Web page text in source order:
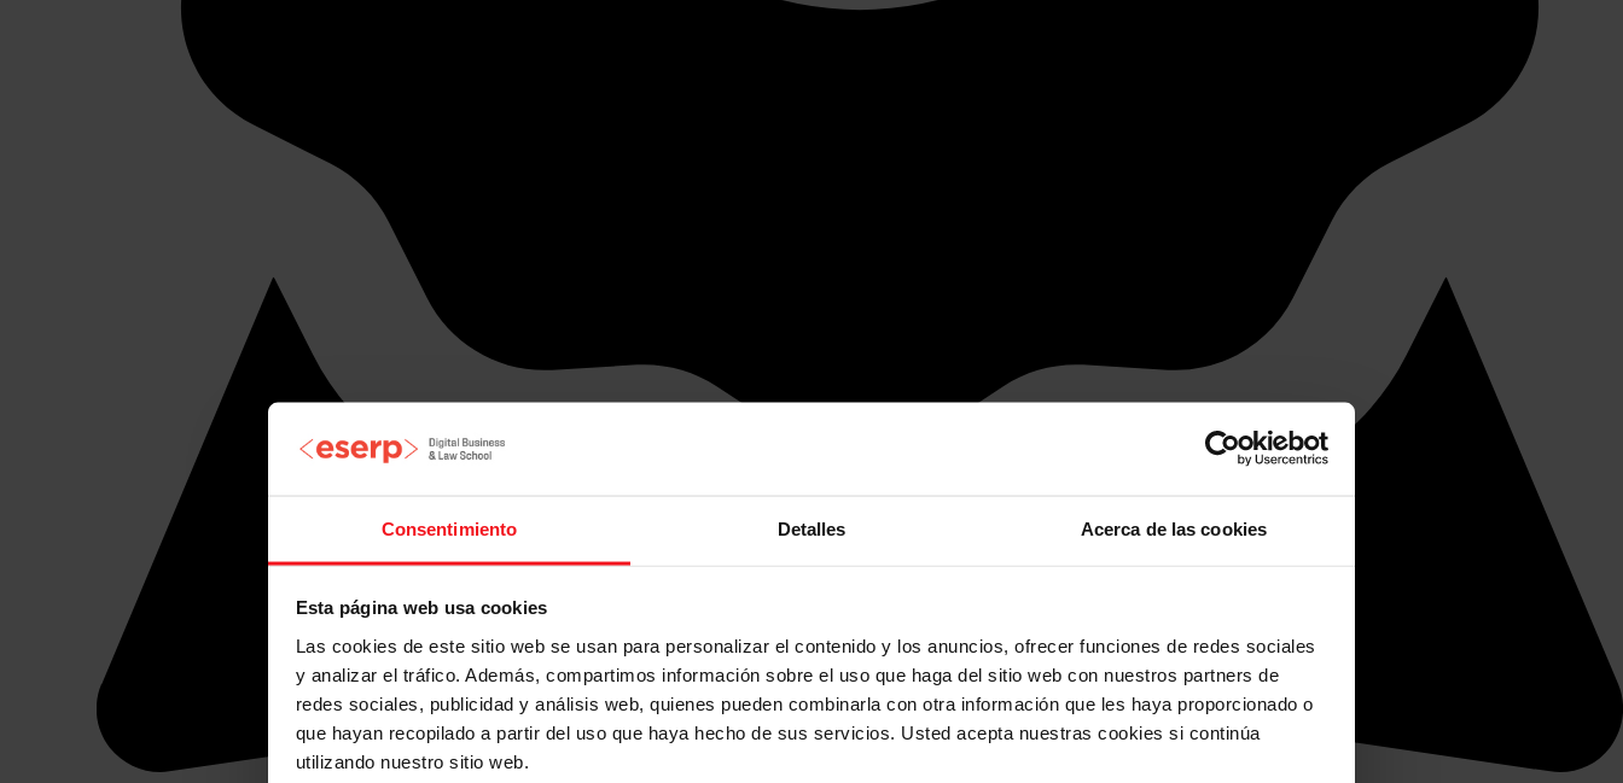
Consentimiento Detalles Acerca de las cookies
Esta página web usa cookies
Las cookies de este sitio web se usan para personalizar el contenido y los anuncios, ofrecer funciones de redes sociales
y analizar el tráfico. Además, compartimos información sobre el uso que haga del sitio web con nuestros partners de
redes sociales, publicidad y análisis web, quienes pueden combinarla con otra información que les haya proporcionado o
que hayan recopilado a partir del uso que haya hecho de sus servicios. Usted acepta nuestras cookies si continúa
utilizando nuestro sitio web.